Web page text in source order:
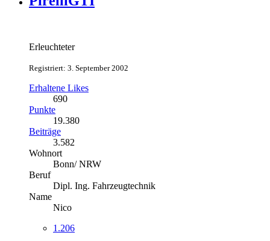
Erleuchteter
Registriert: 3. September 2002
Erhaltene Likes
690
Punkte
19.380
Beiträge
3.582
Wohnort
Bonn/ NRW
Beruf
Dipl. Ing. Fahrzeugtechnik
Name
Nico
1.206